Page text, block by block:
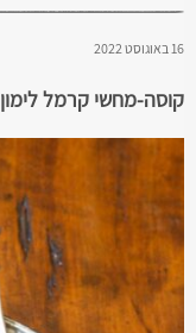
16 באוגוסט 2022
קוסה-מחשי קרמל לימון